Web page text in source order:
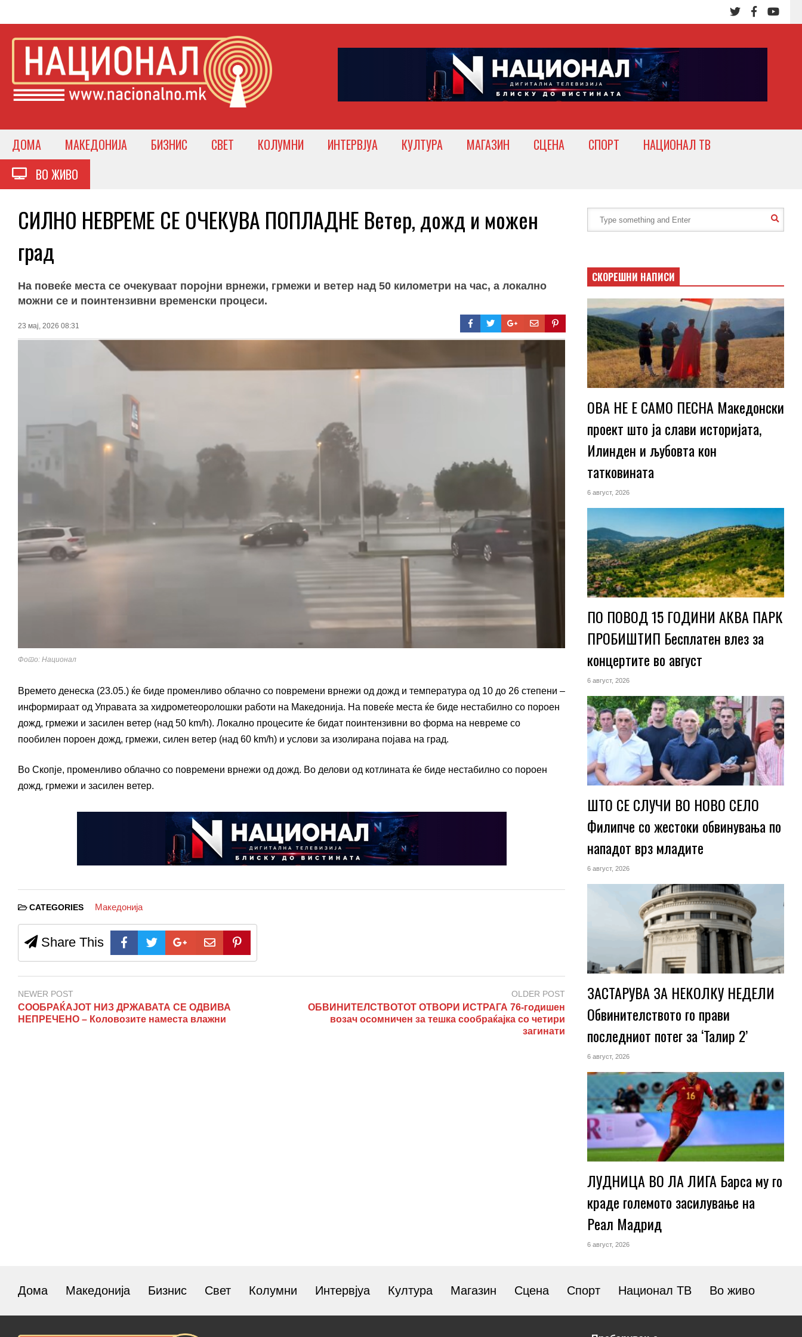
ДОМА МАКЕДОНИЈА БИЗНИС СВЕТ КОЛУМНИ ИНТЕРВЈУА КУЛТУРА МАГАЗИН СЦЕНА СПОРТ
НАЦИОНАЛ ТВ
ВО ЖИВО
СИЛНО НЕВРЕМЕ СЕ ОЧЕКУВА ПОПЛАДНЕ Ветер, дожд и можен
град
На повеќе места се очекуваат поројни врнежи, грмежи и ветер над 50 километри на час, а локално
можни се и поинтензивни временски процеси.
23 мај, 2026 08:31
Фото: Национал
Времето денеска (23.05.) ќе биде променливо облачно со повремени врнежи од дожд и температура од 10 до 26 степени –
информираат од Управата за хидрометеоролошки работи на Македонија. На повеќе места ќе биде нестабилно со пороен
дожд, грмежи и засилен ветер (над 50 km/h). Локално процесите ќе бидат поинтензивни во форма на невреме со
пообилен пороен дожд, грмежи, силен ветер (над 60 km/h) и услови за изолирана појава на град.
Во Скопје, променливо облачно со повремени врнежи од дожд. Во делови од котлината ќе биде нестабилно со пороен
дожд, грмежи и засилен ветер.
CATEGORIES Македонија
Share This
NEWER POST
СООБРАЌАЈОТ НИЗ ДРЖАВАТА СЕ ОДВИВА
НЕПРЕЧЕНО – Коловозите наместа влажни
OLDER POST
ОБВИНИТЕЛСТВОТОТ ОТВОРИ ИСТРАГА 76-годишен
возач осомничен за тешка сообраќајка со четири
загинати
СКОРЕШНИ НАПИСИ
ОВА НЕ Е САМО ПЕСНА Македонски
проект што ја слави историјата,
Илинден и љубовта кон
татковината
6 август, 2026
ПО ПОВОД 15 ГОДИНИ АКВА ПАРК
ПРОБИШТИП Бесплатен влез за
концертите во август
6 август, 2026
ШТО СЕ СЛУЧИ ВО НОВО СЕЛО
Филипче со жестоки обвинувања по
нападот врз младите
6 август, 2026
ЗАСТАРУВА ЗА НЕКОЛКУ НЕДЕЛИ
Обвинителството го прави
последниот потег за ‘Талир 2’
6 август, 2026
ЛУДНИЦА ВО ЛА ЛИГА Барса му го
краде големото засилување на
Реал Мадрид
6 август, 2026
Дома Македонија Бизнис Свет Колумни Интервјуа Култура Магазин Сцена Спорт Национал ТВ Во живо